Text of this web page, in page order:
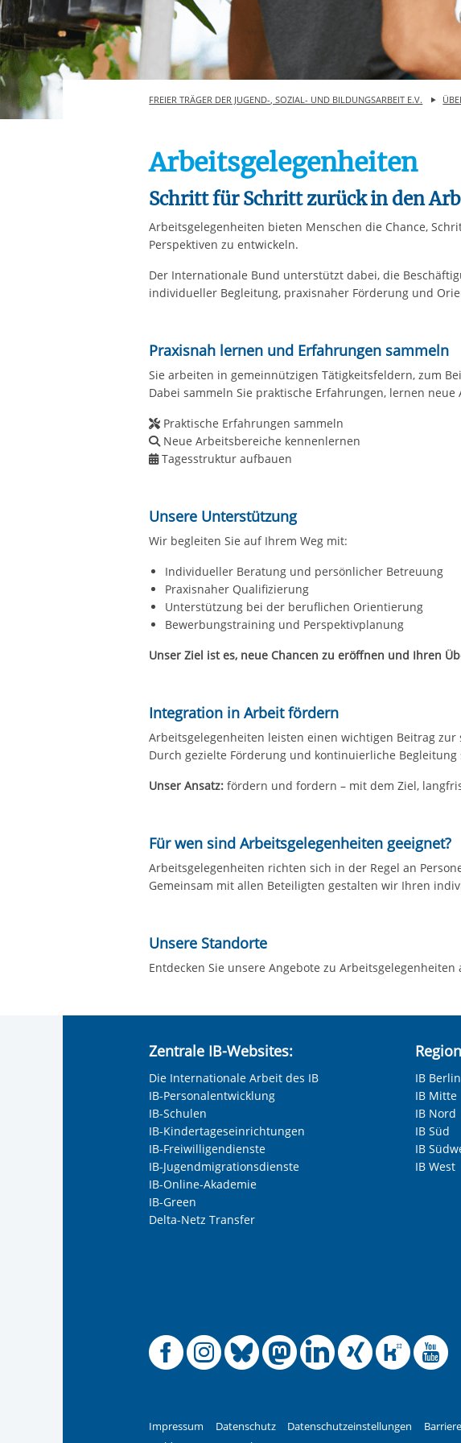
Ihre etwaige Einwilligung erstreckt sich
der von Ihnen aufgerufenen und somit
aufgrund berechtigter Interessen und
FREIER TRÄGER DER JUGEND-, SOZIAL- UND BILDUNGSARBEIT E.V.
Arbeitsgelegenheiten
Schritt für Schritt zurück in den
Arbeitsgelegenheiten bieten Menschen die Chance,
Perspektiven zu entwickeln.
Der Internationale Bund unterstützt dabei, die
individueller Begleitung, praxisnaher Förderung und
Praxisnah lernen und Erfahrungen sammeln
Sie arbeiten in gemeinnützigen Tätigkeitsfeldern, zum
Dabei sammeln Sie praktische Erfahrungen, lernen
Praktische Erfahrungen sammeln
Neue Arbeitsbereiche kennenlernen
Tagesstruktur aufbauen
Unsere Unterstützung
Wir begleiten Sie auf Ihrem Weg mit:
Individueller Beratung und persönlicher Betreuung
Praxisnaher Qualifizierung
Unterstützung bei der beruflichen Orientierung
Bewerbungstraining und Perspektivplanung
Unser Ziel ist es, neue Chancen zu eröffnen und Ihren
Integration in Arbeit fördern
Arbeitsgelegenheiten leisten einen wichtigen Beitrag
Durch gezielte Förderung und kontinuierliche
Unser Ansatz:fördern und fordern – mit dem Ziel,
Für wen sind Arbeitsgelegenheiten geeignet?
Arbeitsgelegenheiten richten sich in der Regel an
Gemeinsam mit allen Beteiligten gestalten wir Ihren
Unsere Standorte
Entdecken Sie unsere Angebote zu
Zentrale IB-Websites:
Die Internationale Arbeit des IB
IB-Personalentwicklung
IB-Schulen
IB-Kindertageseinrichtungen
IB-Freiwilligendienste
IB-Jugendmigrationsdienste
IB-Online-Akademie
IB-Green
Delta-Netz Transfer
IB
IB Mitte
IB Nord
IB Süd
IB
IB West
Offizielle
Offizielle
Offizielle
Offizielle
Impressum Datenschutz Datenschutzeinstellungen